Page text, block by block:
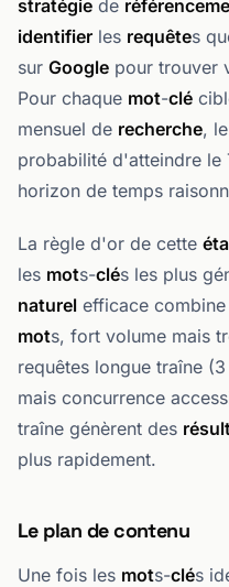
stratégie de
identifier les requêtes
sur Google pour trouver
Pour chaque mot-clé
mensuel de recherche,
probabilité d'atteindre le
horizon de temps
La règle d'or de cette
les mots-clés les plus
naturel efficace
mots, fort volume mais
requêtes longue traîne
mais concurrence
traîne génèrent des
plus rapidement.
Le plan de contenu
Une fois les mots-clés